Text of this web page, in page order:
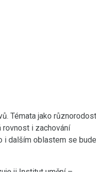
Témata jako různorodost
rovnost i zachování
i dalším oblastem se bude